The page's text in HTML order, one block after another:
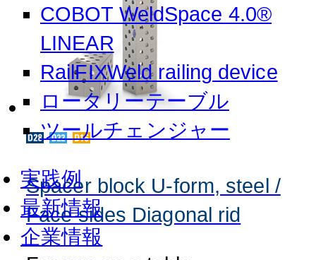
COBOT WeldSpace 4.0®
LINEAR
RailFIXWeld railing device
ロータリーテーブル
ツールチェンジャー
実践例
最新情報
企業情報
Spacer block U-form, steel /
Face sides Diagonal rid